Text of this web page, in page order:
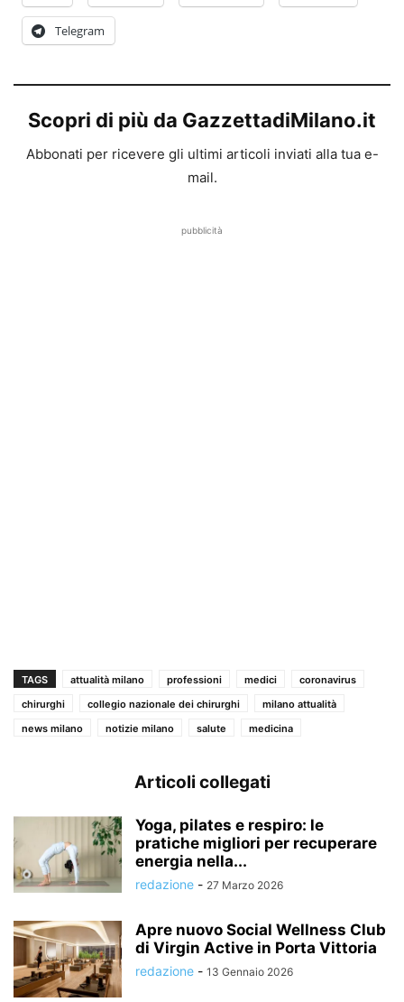
Telegram
Scopri di più da GazzettadiMilano.it
Abbonati per ricevere gli ultimi articoli inviati alla tua e-
mail.
pubblicità
TAGS attualità milano professioni medici
coronavirus
chirurghi
collegio nazionale dei chirurghi
milano attualità
news milano
notizie milano salute medicina
Articoli collegati
Yoga, pilates e respiro: le
pratiche migliori per recuperare
energia nella...
redazione - 27 Marzo 2026
Apre nuovo Social Wellness Club
di Virgin Active in Porta Vittoria
redazione - 13 Gennaio 2026